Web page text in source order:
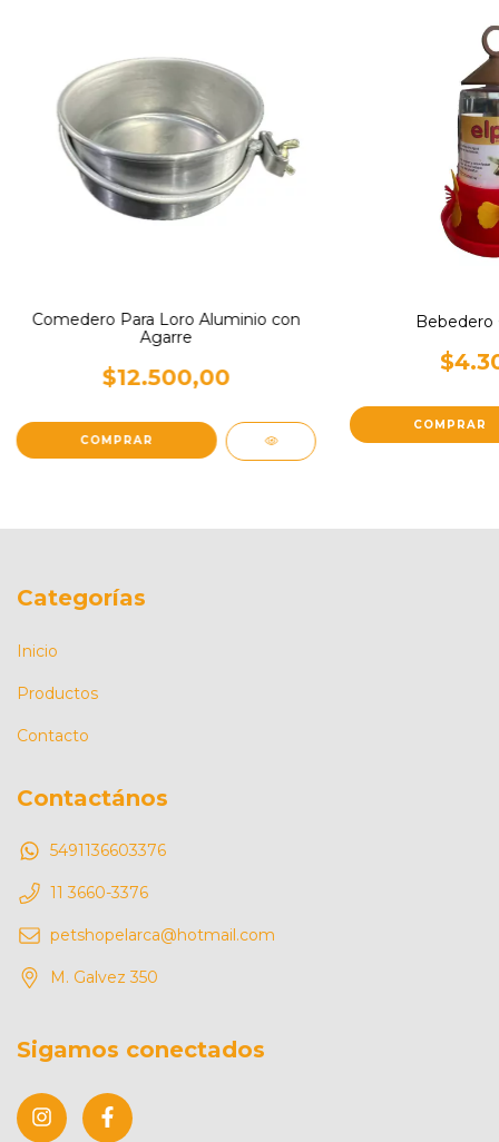
Comedero Para Loro Aluminio con
Agarre
$12.500,00
Bebedero
Categorías
Inicio
Productos
Contacto
Contactános
5491136603376
11 3660-3376
petshopelarca@hotmail.com
M. Galvez 350
Sigamos conectados